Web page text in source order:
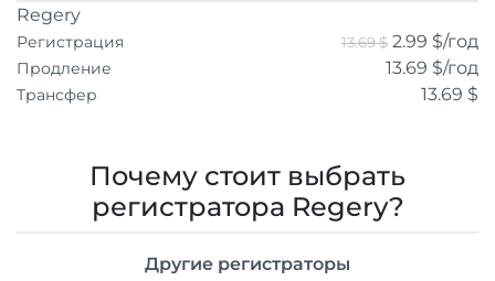
Regery
Регистрация 13.69 $ 2.99 $/год
Продление 13.69 $/год
Трансфер 13.69 $
Почему стоит выбрать
регистратора Regery?
Другие регистраторы